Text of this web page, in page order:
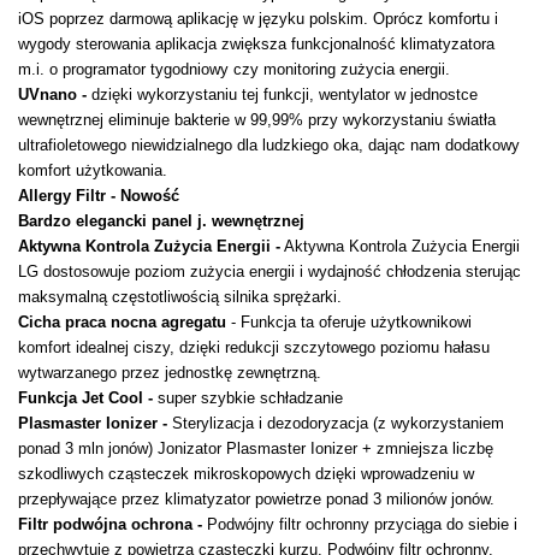
iOS poprzez darmową aplikację w języku polskim. Oprócz komfortu i
wygody sterowania aplikacja zwiększa funkcjonalność klimatyzatora
m.i. o programator tygodniowy czy monitoring zużycia energii.
UVnano - dzięki wykorzystaniu tej funkcji, wentylator w jednostce
wewnętrznej eliminuje bakterie w 99,99% przy wykorzystaniu światła
ultrafioletowego niewidzialnego dla ludzkiego oka, dając nam dodatkowy
komfort użytkowania.
Allergy Filtr - Nowość
Bardzo elegancki panel j. wewnętrznej
Aktywna Kontrola Zużycia Energii - Aktywna Kontrola Zużycia Energii
LG dostosowuje poziom zużycia energii i wydajność chłodzenia sterując
maksymalną częstotliwością silnika sprężarki.
Cicha praca nocna agregatu - Funkcja ta oferuje użytkownikowi
komfort idealnej ciszy, dzięki redukcji szczytowego poziomu hałasu
wytwarzanego przez jednostkę zewnętrzną.
Funkcja Jet Cool - super szybkie schładzanie
Plasmaster Ionizer - Sterylizacja i dezodoryzacja (z wykorzystaniem
ponad 3 mln jonów) Jonizator Plasmaster Ionizer + zmniejsza liczbę
szkodliwych cząsteczek mikroskopowych dzięki wprowadzeniu w
przepływające przez klimatyzator powietrze ponad 3 milionów jonów.
Filtr podwójna ochrona - Podwójny filtr ochronny przyciąga do siebie i
przechwytuje z powietrza cząsteczki kurzu. Podwójny filtr ochronny,